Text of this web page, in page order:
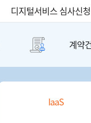
디지털서비스 심사신청
계약
IaaS